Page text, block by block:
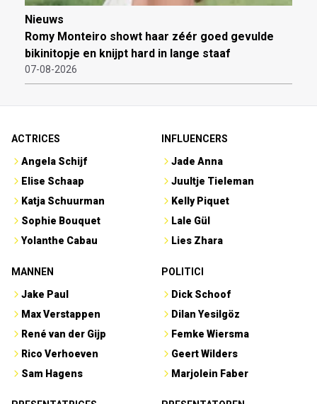
Nieuws
Romy Monteiro showt haar zéér goed gevulde
bikinitopje en knijpt hard in lange staaf
07-08-2026
ACTRICES
Angela Schijf
Elise Schaap
Katja Schuurman
Sophie Bouquet
Yolanthe Cabau
INFLUENCERS
Jade Anna
Juultje Tieleman
Kelly Piquet
Lale Gül
Lies Zhara
MANNEN
Jake Paul
Max Verstappen
René van der Gijp
Rico Verhoeven
Sam Hagens
POLITICI
Dick Schoof
Dilan Yesilgöz
Femke Wiersma
Geert Wilders
Marjolein Faber